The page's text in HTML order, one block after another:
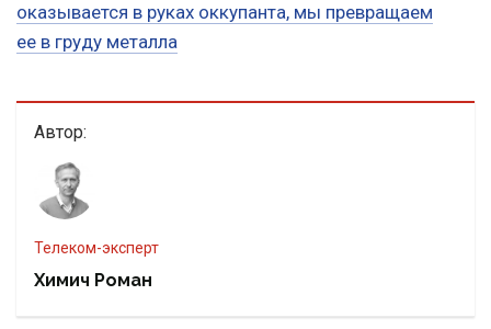
оказывается в руках оккупанта, мы превращаем
ее в груду металла
Автор:
телеком-эксперт
Химич Роман